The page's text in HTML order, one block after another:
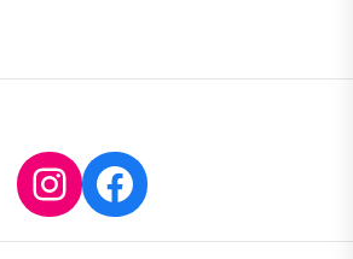
Instagram
Facebook